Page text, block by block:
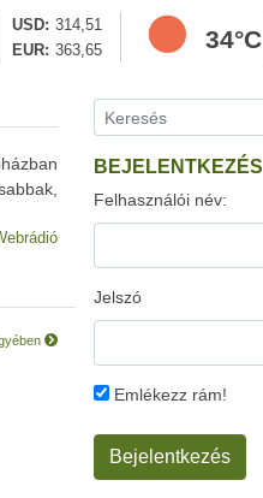
USD
314,51
EUR
363,65 34°C
BEJELENTKEZÉS
Felhasználói név:
Jelszó
Emlékezz rám!